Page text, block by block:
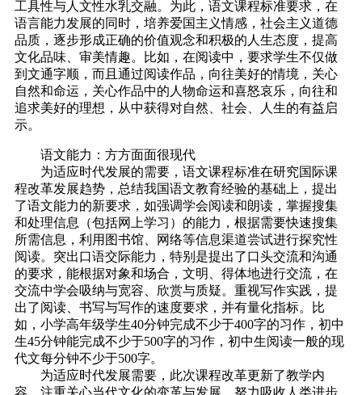
工具性与人文性水乳交融。为此，语文课程标准要求，在
语言能力发展的同时，培养爱国主义情感，社会主义道德
品质，逐步形成正确的价值观念和积极的人生态度，提高
文化品味、审美情趣。比如，在阅读中，要求学生不仅做
到文通字顺，而且通过阅读作品，向往美好的情境，关心
自然和命运，关心作品中的人物命运和喜怒哀乐，向往和
追求美好的理想，从中获得对自然、社会、人生的有益启
示。
语文能力：方方面面很现代
为适应时代发展的需要，语文课程标准在研究国际课
程改革发展趋势，总结我国语文教育经验的基础上，提出
了语文能力的新要求，如强调学会阅读和朗读，掌握搜集
和处理信息（包括网上学习）的能力，根据需要快速搜集
所需信息，利用图书馆、网络等信息渠道尝试进行探究性
阅读。突出口语交际能力，特别是提出了口头交流和沟通
的要求，能根据对象和场合，文明、得体地进行交流，在
交流中学会吸纳与宽容、欣赏与质疑。重视写作实践，提
出了阅读、书写与写作的速度要求，并有量化指标。比
如，小学高年级学生40分钟完成不少于400字的习作，初中
生45分钟能完成不少于500字的习作，初中生阅读一般的现
代文每分钟不少于500字。
为适应时代发展需要，此次课程改革更新了教学内